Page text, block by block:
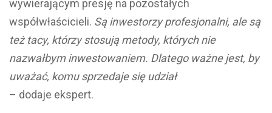
wywierającym presję na pozostałych
współwłaścicieli. Są inwestorzy profesjonalni, ale są
też tacy, którzy stosują metody, których nie
nazwałbym inwestowaniem. Dlatego ważne jest, by
uważać, komu sprzedaje się udział
– dodaje ekspert.